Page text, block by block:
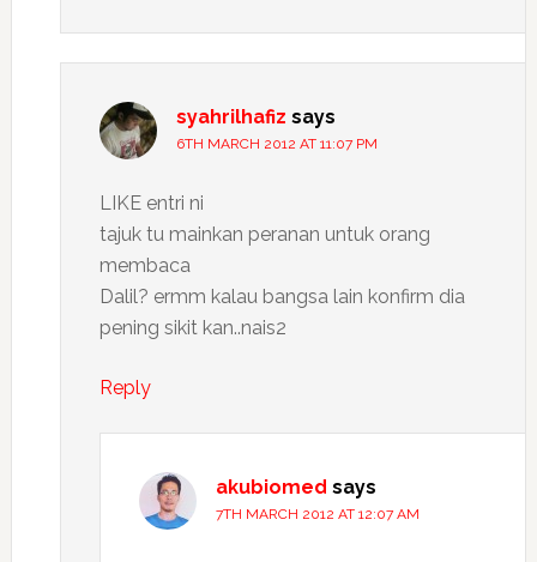
syahrilhafiz says
6TH MARCH 2012 AT 11:07 PM
LIKE entri ni
tajuk tu mainkan peranan untuk orang
membaca
Dalil? ermm kalau bangsa lain konfirm dia
pening sikit kan..nais2
Reply
akubiomed says
7TH MARCH 2012 AT 12:07 AM